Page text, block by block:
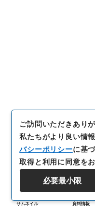
サムネイル 資料情報
ご訪問いただきあり
私たちがより良い情
バシーポリシーに基
取得と利用に同意を
必要最小限